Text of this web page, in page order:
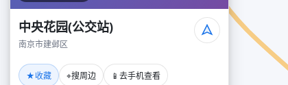
中央花园(公交站)
南京市建邺区
★收藏 ⌖搜周边 📱 去手机查看